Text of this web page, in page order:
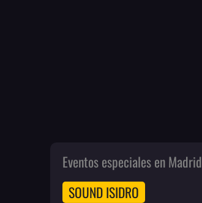
Eventos especiales en Madrid
SOUND ISIDRO